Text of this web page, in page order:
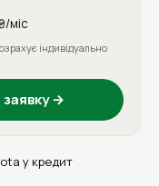
міс
індивідуально
→
у кредит